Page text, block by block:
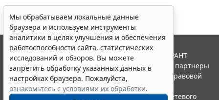
Мы обрабатываем локальные данные
браузера и используем инструменты
аналитики в целях улучшения и обеспечения
работоспособности сайта, статистических
исследований и обзоров. Вы можете
запретить обработку указанных данных в
настройках браузера. Пожалуйста,
ознакомьтесь с условиями их обработки.
© ООО "НПП "ГАРАНТ-СЕРВИС", 2026. Система ГАРАНТ
выпускается с 1990 года. Компания "Гарант" и ее партнеры
являются участниками Российской ассоциации правовой
информации ГАРАНТ.
Портал ГАРАНТ.РУ зарегистрирован в качестве сетевого